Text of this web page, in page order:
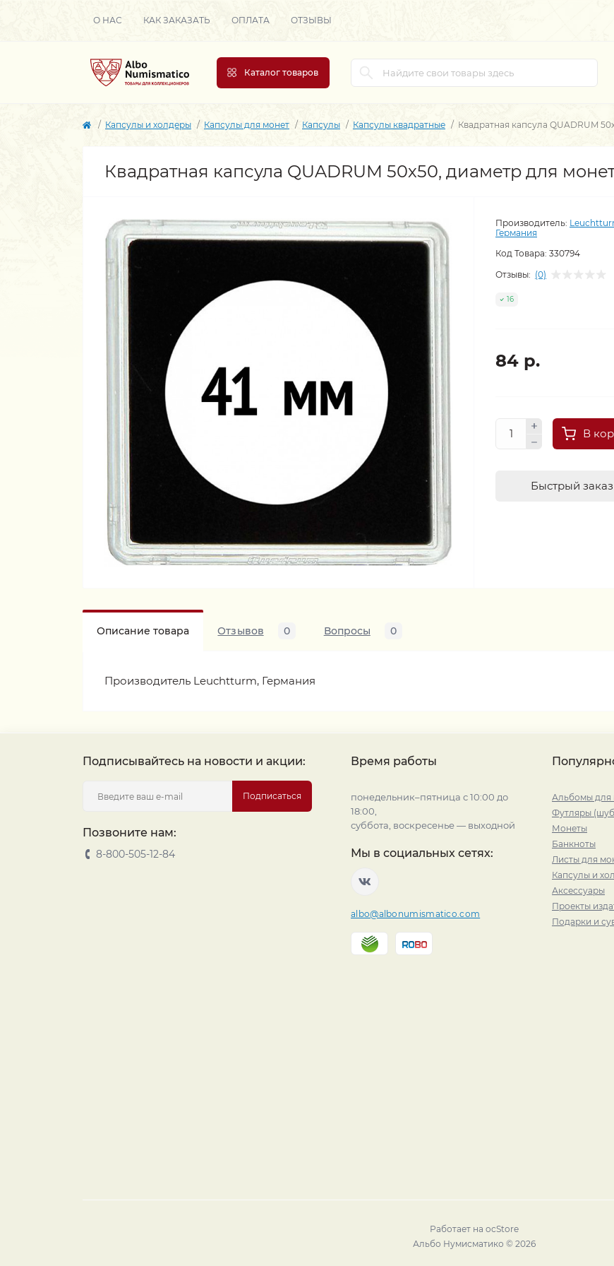
О НАС КАК ЗАКАЗАТЬ ОПЛАТА ОТЗЫВЫ
Каталог товаров
Капсулы и холдеры Капсулы для монет Капсулы Капсулы квадратные Квадратная капсула QUADRUM
Квадратная капсула QUADRUM 50х50, диаметр для
Производитель:
Германия
Код Товара: 330794
Отзывы: (0)
16
84 р.
В
Быстрый заказ
Описание товара Отзывов 0 Вопросы 0
Производитель Leuchtturm, Германия
Подписывайтесь на новости и акции:
Подписаться
Позвоните нам:
8-800-505-12-84
Время работы
понедельник–пятница с 10:00 до
18:00,
суббота, воскресенье — выходной
Мы в социальных сетях:
albo@albonumismatico.com
Альбомы для
Футляры
Монеты
Банкноты
Листы для
Капсулы и
Аксессуары
Проекты
Подарки и
Работает на ocStore
Альбо Нумисматико © 2026